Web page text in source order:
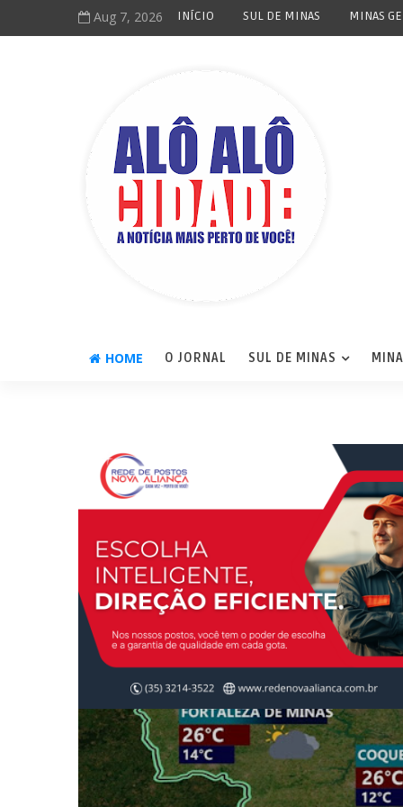
Aug 7, 2026 INÍCIO SUL DE MINAS MINAS
HOME O JORNAL SUL DE MINAS